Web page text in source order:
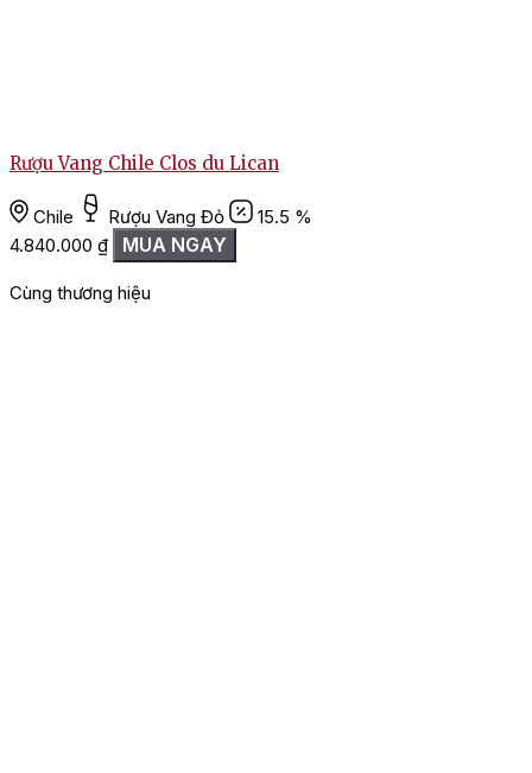
Rượu Vang Chile Clos du Lican
Chile Rượu Vang Đỏ
15.5 %
4.840.000 ₫ MUA NGAY
Cùng thương hiệu